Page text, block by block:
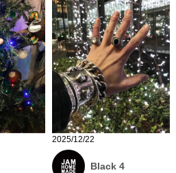
2025/12/22
Black 4